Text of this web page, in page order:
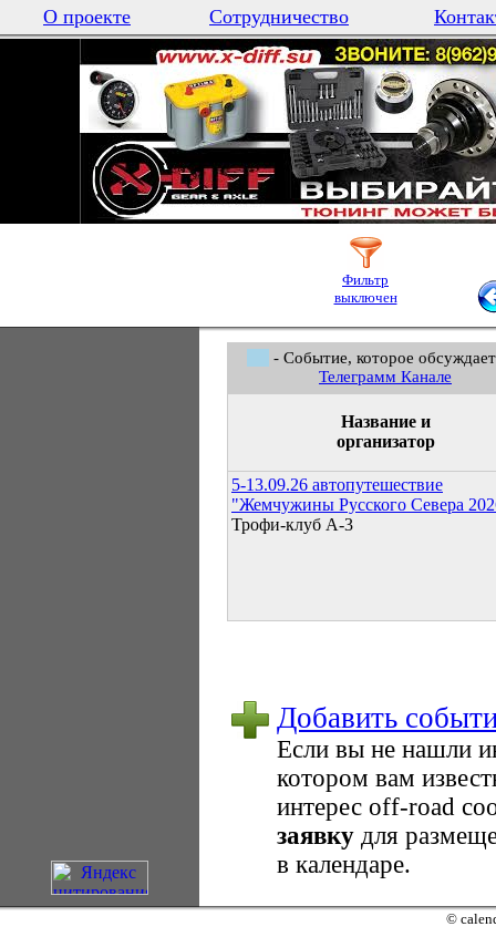
О проекте Сотрудничество
Фильтр
выключен
- Событие, которое
Телеграмм Канале
Название и
организатор
5-13.09.26 автопутешествие
"Жемчужины Русского Севера
Трофи-клуб А-3
Добавить
Если вы не нашли
котором вам
интерес оff-road
заявку для
в календаре.
©